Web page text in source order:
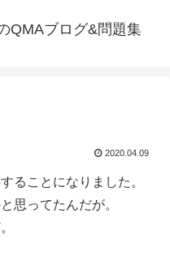
QMAブログ&問題集
2020.04.09
ることになりました。
思ってたんだが。